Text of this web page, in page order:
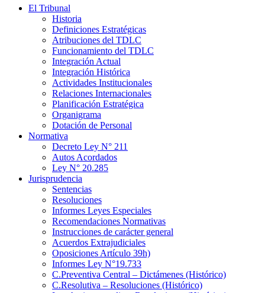
El Tribunal
Historia
Definiciones Estratégicas
Atribuciones del TDLC
Funcionamiento del TDLC
Integración Actual
Integración Histórica
Actividades Institucionales
Relaciones Internacionales
Planificación Estratégica
Organigrama
Dotación de Personal
Normativa
Decreto Ley N° 211
Autos Acordados
Ley N° 20.285
Jurisprudencia
Sentencias
Resoluciones
Informes Leyes Especiales
Recomendaciones Normativas
Instrucciones de carácter general
Acuerdos Extrajudiciales
Oposiciones Artículo 39h)
Informes Ley N°19.733
C.Preventiva Central – Dictámenes (Histórico)
C.Resolutiva – Resoluciones (Histórico)